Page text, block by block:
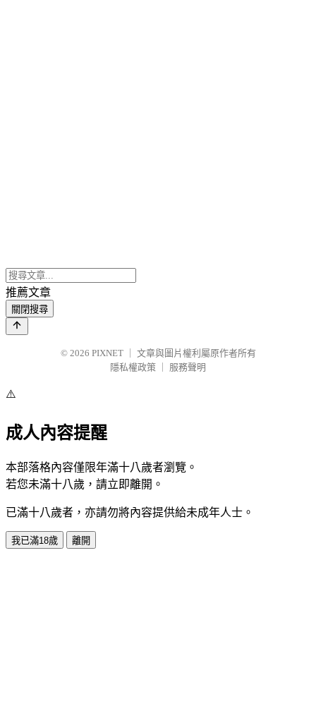
推薦文章
關閉搜尋
© 2026 PIXNET
文章與圖片權利屬原作者所有
隱私權政策
服務聲明
⚠️
成人內容提醒
本部落格內容僅限年滿十八歲者瀏覽。
若您未滿十八歲，請立即離開。
已滿十八歲者，亦請勿將內容提供給未成年人士。
我已滿18歲 離開